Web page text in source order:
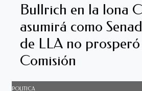
Bullrich en la lona
asumirá como
de LLA no prosperó
Comisión
POLITICA